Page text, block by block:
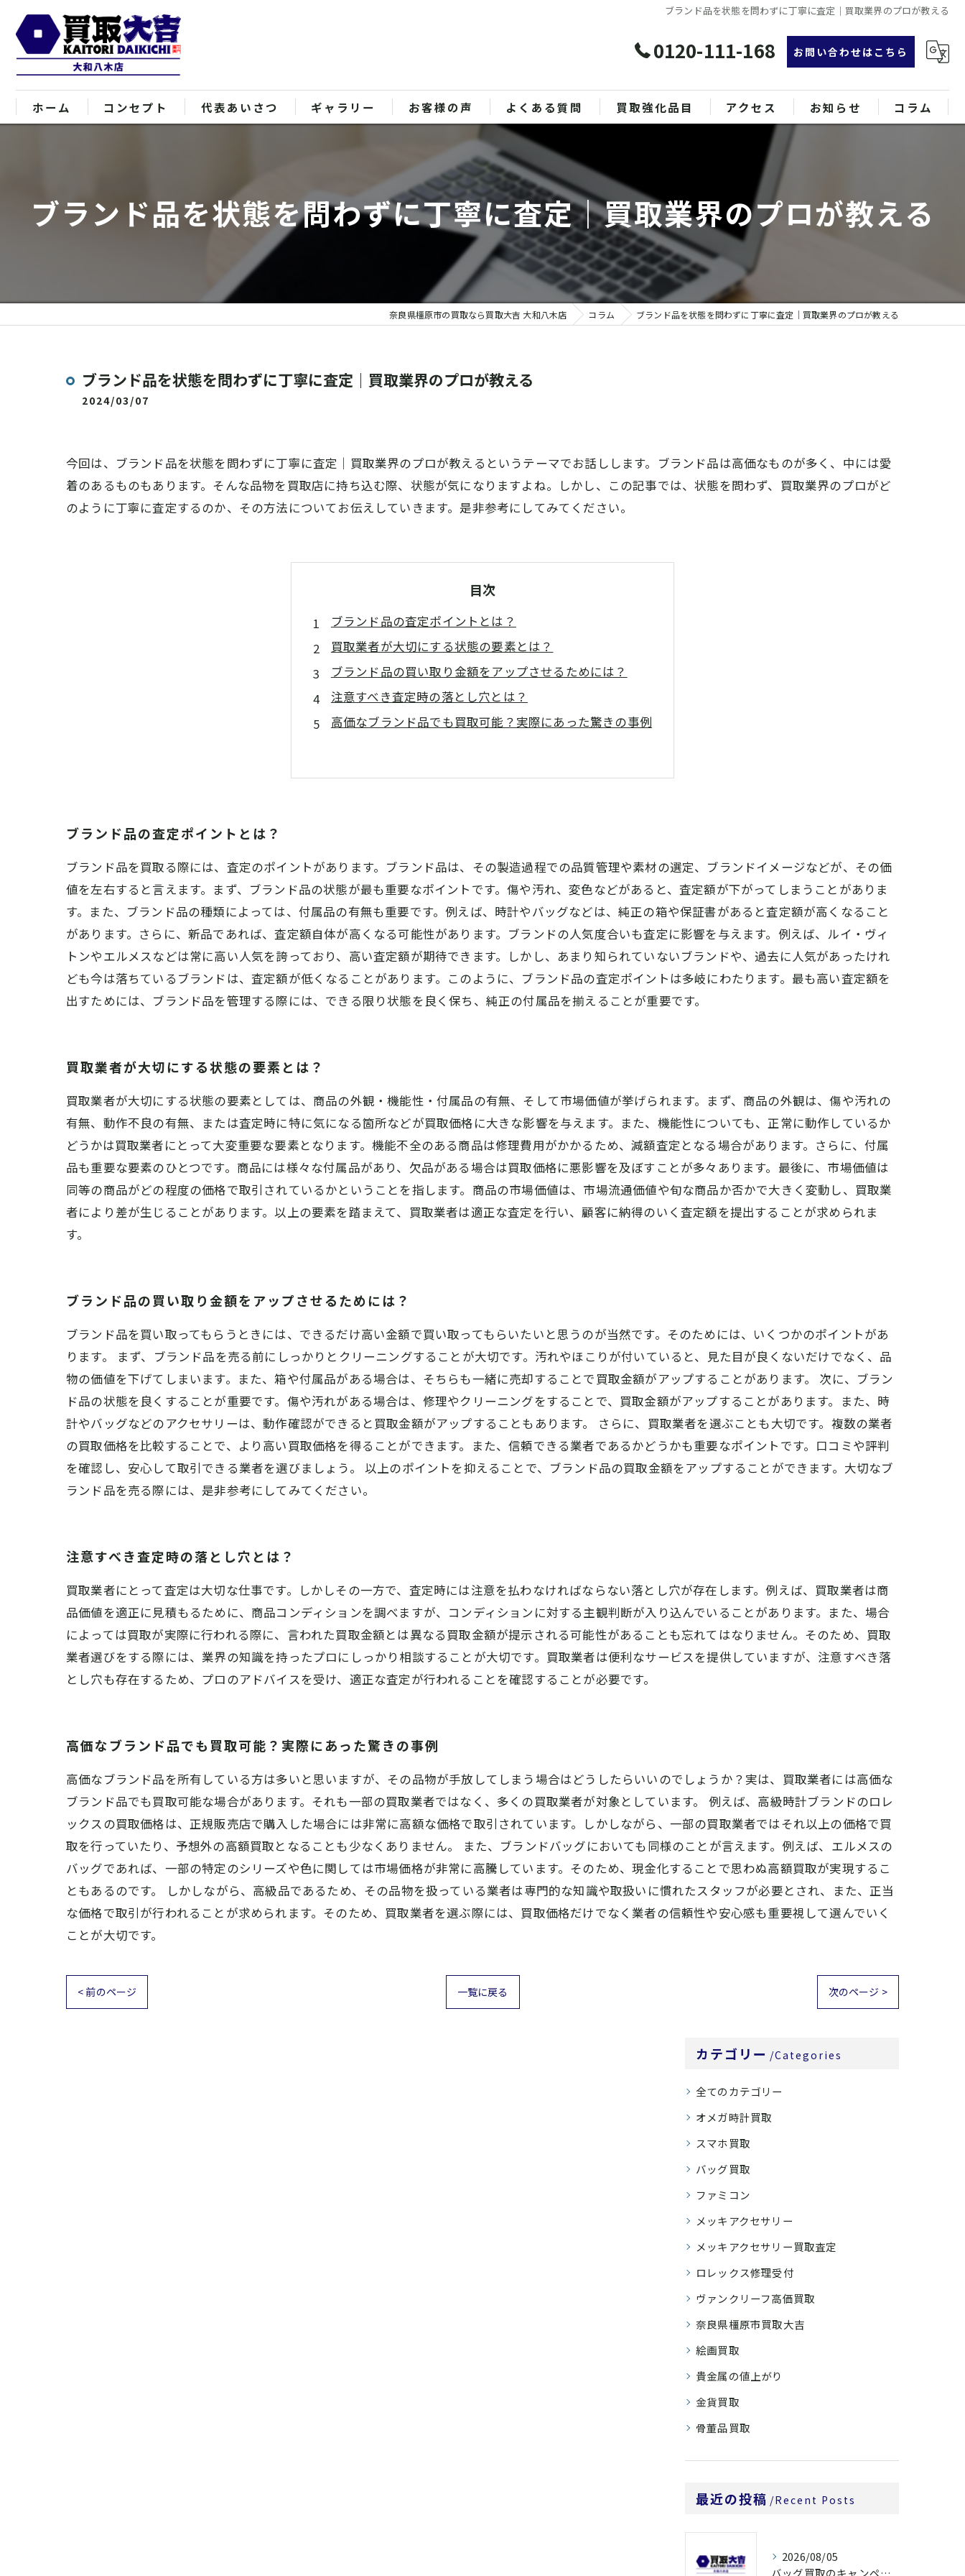
ブランド品を状態を問わずに丁寧に査定｜買取業界のプロが教える
0120-111-168 お問い合わせはこちら
ホーム コンセプト 代表あいさつ ギャラリー お客様の声 よくある質問 買取強化品目
ブランド品
貴金属
時計
金
アクセス お知らせ コラム
ブランド品を状態を問わずに丁寧に査定｜買取業界のプロが教える
奈良県橿原市の買取なら買取大吉 大和八木店 コラム ブランド品を状態を問わずに丁寧に査定｜買取業界のプロが教える
ブランド品を状態を問わずに丁寧に査定｜買取業界のプロが教える
2024/03/07
今回は、ブランド品を状態を問わずに丁寧に査定｜買取業界のプロが教えるというテーマでお話しします。ブランド品は高価なものが多く、中には愛
着のあるものもあります。そんな品物を買取店に持ち込む際、状態が気になりますよね。しかし、この記事では、状態を問わず、買取業界のプロがど
のように丁寧に査定するのか、その方法についてお伝えしていきます。是非参考にしてみてください。
目次
ブランド品の査定ポイントとは？
買取業者が大切にする状態の要素とは？
ブランド品の買い取り金額をアップさせるためには？
注意すべき査定時の落とし穴とは？
高価なブランド品でも買取可能？実際にあった驚きの事例
ブランド品の査定ポイントとは？
ブランド品を買取る際には、査定のポイントがあります。ブランド品は、その製造過程での品質管理や素材の選定、ブランドイメージなどが、その価
値を左右すると言えます。まず、ブランド品の状態が最も重要なポイントです。傷や汚れ、変色などがあると、査定額が下がってしまうことがありま
す。また、ブランド品の種類によっては、付属品の有無も重要です。例えば、時計やバッグなどは、純正の箱や保証書があると査定額が高くなること
があります。さらに、新品であれば、査定額自体が高くなる可能性があります。ブランドの人気度合いも査定に影響を与えます。例えば、ルイ・ヴィ
トンやエルメスなどは常に高い人気を誇っており、高い査定額が期待できます。しかし、あまり知られていないブランドや、過去に人気があったけれ
ども今は落ちているブランドは、査定額が低くなることがあります。このように、ブランド品の査定ポイントは多岐にわたります。最も高い査定額を
出すためには、ブランド品を管理する際には、できる限り状態を良く保ち、純正の付属品を揃えることが重要です。
買取業者が大切にする状態の要素とは？
買取業者が大切にする状態の要素としては、商品の外観・機能性・付属品の有無、そして市場価値が挙げられます。まず、商品の外観は、傷や汚れの
有無、動作不良の有無、または査定時に特に気になる箇所などが買取価格に大きな影響を与えます。また、機能性についても、正常に動作しているか
どうかは買取業者にとって大変重要な要素となります。機能不全のある商品は修理費用がかかるため、減額査定となる場合があります。さらに、付属
品も重要な要素のひとつです。商品には様々な付属品があり、欠品がある場合は買取価格に悪影響を及ぼすことが多々あります。最後に、市場価値は
同等の商品がどの程度の価格で取引されているかということを指します。商品の市場価値は、市場流通価値や旬な商品か否かで大きく変動し、買取業
者により差が生じることがあります。以上の要素を踏まえて、買取業者は適正な査定を行い、顧客に納得のいく査定額を提出することが求められま
す。
ブランド品の買い取り金額をアップさせるためには？
ブランド品を買い取ってもらうときには、できるだけ高い金額で買い取ってもらいたいと思うのが当然です。そのためには、いくつかのポイントがあ
ります。 まず、ブランド品を売る前にしっかりとクリーニングすることが大切です。汚れやほこりが付いていると、見た目が良くないだけでなく、品
物の価値を下げてしまいます。また、箱や付属品がある場合は、そちらも一緒に売却することで買取金額がアップすることがあります。 次に、ブラン
ド品の状態を良くすることが重要です。傷や汚れがある場合は、修理やクリーニングをすることで、買取金額がアップすることがあります。また、時
計やバッグなどのアクセサリーは、動作確認ができると買取金額がアップすることもあります。 さらに、買取業者を選ぶことも大切です。複数の業者
の買取価格を比較することで、より高い買取価格を得ることができます。また、信頼できる業者であるかどうかも重要なポイントです。口コミや評判
を確認し、安心して取引できる業者を選びましょう。 以上のポイントを抑えることで、ブランド品の買取金額をアップすることができます。大切なブ
ランド品を売る際には、是非参考にしてみてください。
注意すべき査定時の落とし穴とは？
買取業者にとって査定は大切な仕事です。しかしその一方で、査定時には注意を払わなければならない落とし穴が存在します。例えば、買取業者は商
品価値を適正に見積もるために、商品コンディションを調べますが、コンディションに対する主観判断が入り込んでいることがあります。また、場合
によっては買取が実際に行われる際に、言われた買取金額とは異なる買取金額が提示される可能性があることも忘れてはなりません。そのため、買取
業者選びをする際には、業界の知識を持ったプロにしっかり相談することが大切です。買取業者は便利なサービスを提供していますが、注意すべき落
とし穴も存在するため、プロのアドバイスを受け、適正な査定が行われることを確認することが必要です。
高価なブランド品でも買取可能？実際にあった驚きの事例
高価なブランド品を所有している方は多いと思いますが、その品物が手放してしまう場合はどうしたらいいのでしょうか？実は、買取業者には高価な
ブランド品でも買取可能な場合があります。それも一部の買取業者ではなく、多くの買取業者が対象としています。 例えば、高級時計ブランドのロレ
ックスの買取価格は、正規販売店で購入した場合には非常に高額な価格で取引されています。しかしながら、一部の買取業者ではそれ以上の価格で買
取を行っていたり、予想外の高額買取となることも少なくありません。 また、ブランドバッグにおいても同様のことが言えます。例えば、エルメスの
バッグであれば、一部の特定のシリーズや色に関しては市場価格が非常に高騰しています。そのため、現金化することで思わぬ高額買取が実現するこ
ともあるのです。 しかしながら、高級品であるため、その品物を扱っている業者は専門的な知識や取扱いに慣れたスタッフが必要とされ、また、正当
な価格で取引が行われることが求められます。そのため、買取業者を選ぶ際には、買取価格だけでなく業者の信頼性や安心感も重要視して選んでいく
ことが大切です。
< 前のページ 一覧に戻る 次のページ >
カテゴリー Categories
全てのカテゴリー
オメガ時計買取
スマホ買取
バッグ買取
ファミコン
メッキアクセサリー
メッキアクセサリー買取査定
ロレックス修理受付
ヴァンクリーフ高価買取
奈良県橿原市買取大吉
絵画買取
貴金属の値上がり
金貨買取
骨董品買取
最近の投稿 Recent Posts
2026/08/05
バッグ買取のキャンペーンで奈良県橿原市でお得に売るための条件と注意点徹底ガイド